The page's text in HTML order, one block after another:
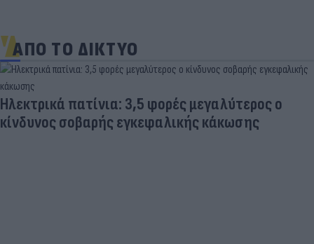
ΑΠΟ ΤΟ ΔΙΚΤΥΟ
Ηλεκτρικά πατίνια: 3,5 φορές μεγαλύτερος ο
κίνδυνος σοβαρής εγκεφαλικής κάκωσης